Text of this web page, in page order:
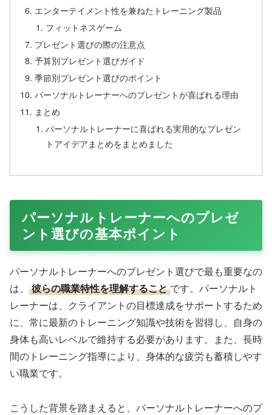
エンターテイメント性を兼ねたトレーニング製品
フィットネスゲーム
プレゼント選びの際の注意点
予算別プレゼント選びガイド
季節別プレゼント選びのポイント
パーソナルトレーナーへのプレゼントが喜ばれる理由
まとめ
パーソナルトレーナーに喜ばれる実用的なプレゼン
トアイデアまとめをまとめました
パーソナルトレーナーへのプレゼ
ント選びの基本ポイント
パーソナルトレーナーへのプレゼント選びで最も重要なの
は、
彼らの職業特性を理解すること です。パーソナルト
レーナーは、クライアントの目標達成をサポートするため
に、常に最新のトレーニング知識や技術を習得し、自身の
身体も高いレベルで維持する必要があります。また、長時
間のトレーニング指導により、身体的な疲労も蓄積しやす
い職業です。
こうした背景を踏まえると、パーソナルトレーナーへのプ